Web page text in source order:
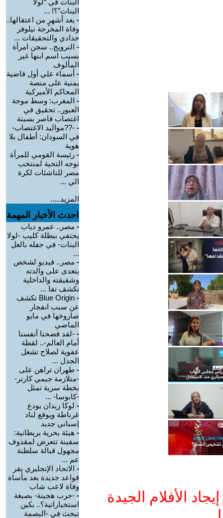
الأفلام الجيدة
البنات في “لولا
البنات”؟! ...
- بعد أشهرٍ من اعتقالها..
وفاة المخرجة نيلوفر
حدادي والتحقيقات ...
- النرويج.. سجن امرأة
بسبب اسم ابنها غير
المألوف
- أسماء علي أول قاضية
يمنية على منصة
المحاكم الأميركية
- المغرب: وسط موجة
العبور.. تحقيق في
اغتصاب قاصر بسبتة
- -??مواليد الاغتصاب-
في السودان: أطفال بلا
هوية
- رئيسة القومي للمرأة
توجه التحية لمنتخب
مصر للناشئات لكرة
الي ...
المزيد.....
احدث الأخبار المهمة
- مصر.. عمرو دياب
يحتفي ببطلة كليب -لولا
البنات- في حفله بالعل
...
- مصر.. فيديو لشخص
يتعدى على والدته
وشقيقته والداخلية
تكشف تفا ...
-
Blue Origin تكشف
عن سبب انفجار
صاروخها في مايو
الماضي
- -لقد فضحنا أنفسنا
أمام العالم-.. لقطة
عفوية لصلاح تشعل
الجدل ...
- طهران تراهن على
-متلازمة جيمي كارتر-
بخطة سرية تمثل
-كابوسا- ...
- لوكا زيدان يودع
غرناطة ويوقع لناد
إسباني جديد
- هيئة بحرية بريطانية:
سفينة تتعرض لمقذوف
مجهول قبالة سلطنة
عم ...
- الاتحاد الإنجليزي يقر
قواعد جديدة بعد مأساة
وفاة لاعب شاب
- -حرب هجينة- بصبغة
استخباراتية؟.. بكين
تبحث في -البصمة